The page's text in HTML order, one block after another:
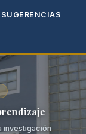
SUGERENCIAS
investigación